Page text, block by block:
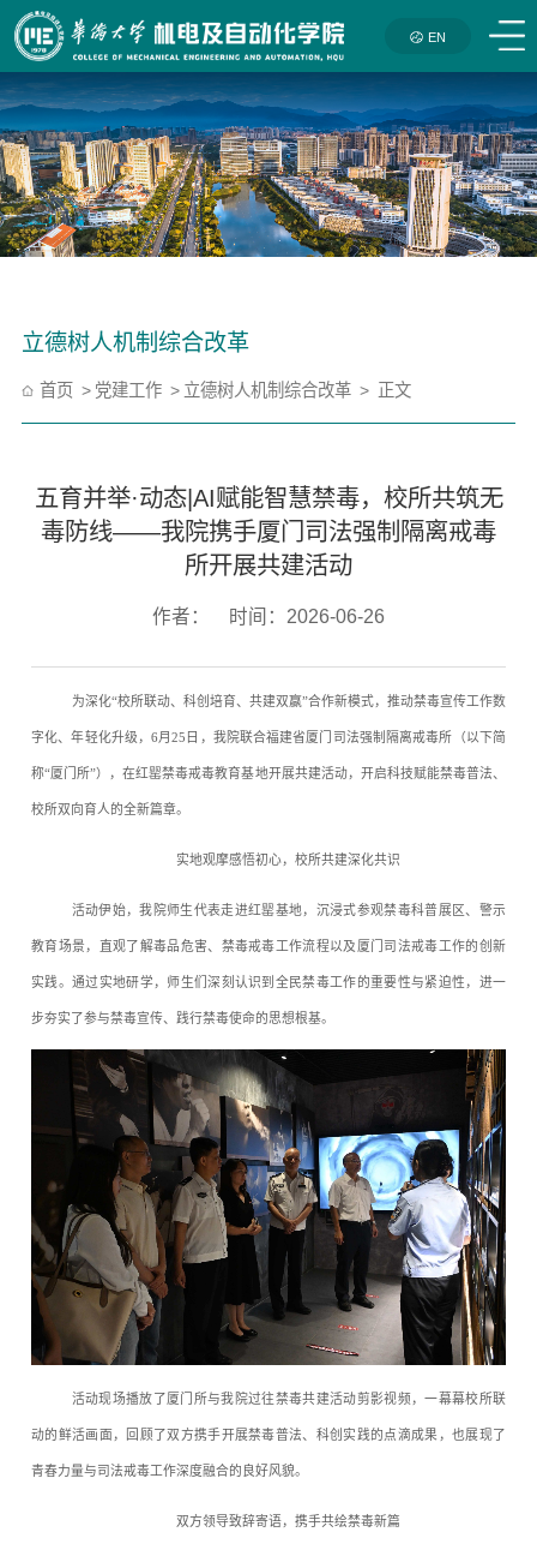
EN
立德树人机制综合改革
首页 党建工作 立德树人机制综合改革 正文
五育并举·动态|AI赋能智慧禁毒，校所共筑无
毒防线——我院携手厦门司法强制隔离戒毒
所开展共建活动
作者： 时间：2026-06-26
为深化“校所联动、科创培育、共建双赢”合作新模式，推动禁毒宣传工作数
字化、年轻化升级，6月25日，我院联合福建省厦门司法强制隔离戒毒所（以下简
称“厦门所”），在红罂禁毒戒毒教育基地开展共建活动，开启科技赋能禁毒普法、
校所双向育人的全新篇章。
实地观摩感悟初心，校所共建深化共识
活动伊始，我院师生代表走进红罂基地，沉浸式参观禁毒科普展区、警示
教育场景，直观了解毒品危害、禁毒戒毒工作流程以及厦门司法戒毒工作的创新
实践。通过实地研学，师生们深刻认识到全民禁毒工作的重要性与紧迫性，进一
步夯实了参与禁毒宣传、践行禁毒使命的思想根基。
活动现场播放了厦门所与我院过往禁毒共建活动剪影视频，一幕幕校所联
动的鲜活画面，回顾了双方携手开展禁毒普法、科创实践的点滴成果，也展现了
青春力量与司法戒毒工作深度融合的良好风貌。
双方领导致辞寄语，携手共绘禁毒新篇